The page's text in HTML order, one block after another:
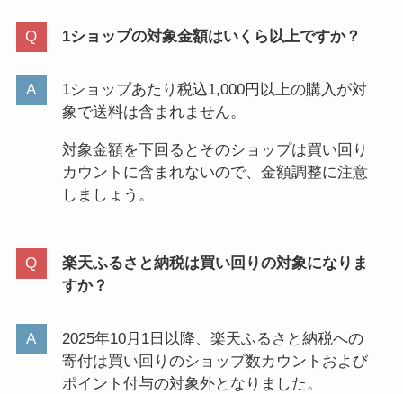
1ショップの対象金額はいくら以上ですか？
1ショップあたり税込1,000円以上の購入が対
象で送料は含まれません。
対象金額を下回るとそのショップは買い回り
カウントに含まれないので、金額調整に注意
しましょう。
楽天ふるさと納税は買い回りの対象になりま
すか？
2025年10月1日以降、楽天ふるさと納税への
寄付は買い回りのショップ数カウントおよび
ポイント付与の対象外となりました。